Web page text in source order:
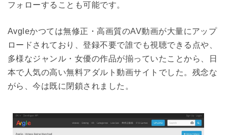
フォローすることも可能です。
Avgleかつては無修正・高画質のAV動画が大量にアップ
ロードされており、登録不要で誰でも視聴できる点や、
多様なジャンル・女優の作品が揃っていたことから、日
本で人気の高い無料アダルト動画サイトでした。残念な
がら、今は既に閉鎖されました。